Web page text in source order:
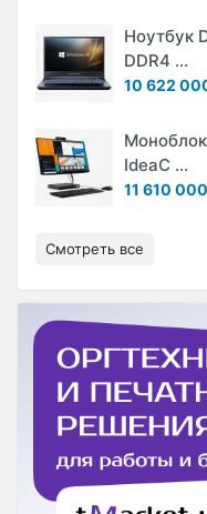
Ноутбук
DDR4 ...
10 622
IdeaC ...
11 610
Смотреть все